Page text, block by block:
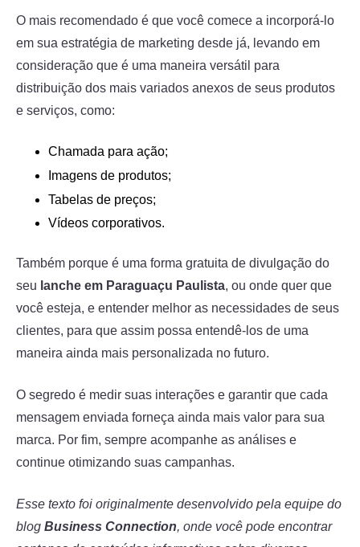
O mais recomendado é que você comece a incorporá-lo
em sua estratégia de marketing desde já, levando em
consideração que é uma maneira versátil para
distribuição dos mais variados anexos de seus produtos
e serviços, como:
Chamada para ação;
Imagens de produtos;
Tabelas de preços;
Vídeos corporativos.
Também porque é uma forma gratuita de divulgação do
seu lanche em Paraguaçu Paulista, ou onde quer que
você esteja, e entender melhor as necessidades de seus
clientes, para que assim possa entendê-los de uma
maneira ainda mais personalizada no futuro.
O segredo é medir suas interações e garantir que cada
mensagem enviada forneça ainda mais valor para sua
marca. Por fim, sempre acompanhe as análises e
continue otimizando suas campanhas.
Esse texto foi originalmente desenvolvido pela equipe do
blog Business Connection, onde você pode encontrar